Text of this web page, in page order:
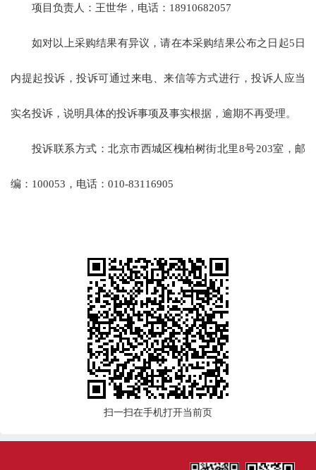
项目负责人：王世华，电话：18910682057
如对以上采购结果有异议，请在本采购结果公布之日起5日
内提起投诉，投诉可通过来电、来信等方式进行，投诉人应当
实名投诉，说明具体的投诉事项及事实根据，逾期不再受理。
投诉联系方式：北京市西城区槐柏树街北里8号203室，邮
编：100053，电话：010-83116905
扫一扫在手机打开当前页